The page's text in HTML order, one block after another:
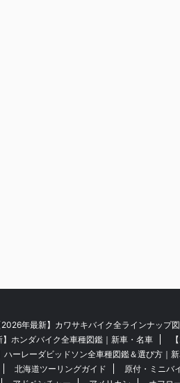
2026年最新】カワサキバイク全ラインナップ
】ホンダバイク全車種図鑑｜新車・名車
ハーレーダビッドソン全車種図鑑＆選び方｜
北海道ツーリングガイド 原付・ミニバ